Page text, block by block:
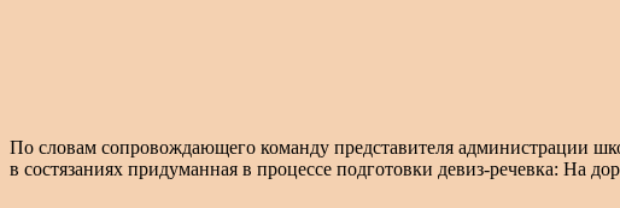
По словам сопровождающего команду представителя администрации
в состязаниях придуманная в процессе подготовки девиз-речевка: На